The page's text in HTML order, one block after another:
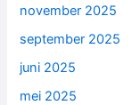
november 2025
september 2025
juni 2025
mei 2025